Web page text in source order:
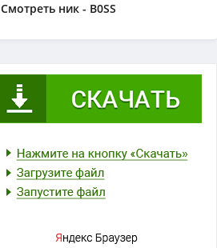
Смотреть ник - B0SS